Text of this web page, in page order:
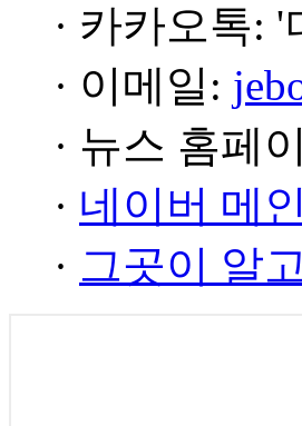
· 카카오톡:
· 이메일:
· 뉴스 홈페
· 네이버 메
· 그곳이 알